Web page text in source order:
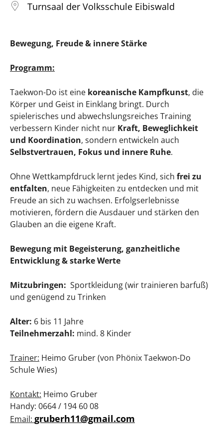
Turnsaal der Volksschule Eibiswald
Bewegung, Freude & innere Stärke
Programm:
Taekwon-Do ist eine koreanische Kampfkunst, die
Körper und Geist in Einklang bringt. Durch
spielerisches und abwechslungsreiches Training
verbessern Kinder nicht nur Kraft, Beweglichkeit
und Koordination, sondern entwickeln auch
Selbstvertrauen, Fokus und innere Ruhe.
Ohne Wettkampfdruck lernt jedes Kind, sich frei zu
entfalten, neue Fähigkeiten zu entdecken und mit
Freude an sich zu wachsen. Erfolgserlebnisse
motivieren, fördern die Ausdauer und stärken den
Glauben an die eigene Kraft.
Bewegung mit Begeisterung, ganzheitliche
Entwicklung & starke Werte
Mitzubringen: Sportkleidung (wir trainieren barfuß)
und genügend zu Trinken
Alter: 6 bis 11 Jahre
Teilnehmerzahl: mind. 8 Kinder
Trainer: Heimo Gruber (von Phönix Taekwon-Do
Schule Wies)
Kontakt: Heimo Gruber
Handy: 0664 / 194 60 08
Email: gruberh11@gmail.com